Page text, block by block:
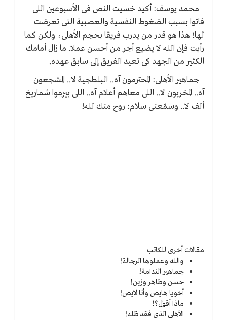
- محمد يوسف: أكيد خسيت النص فى الأسبوعين اللى
فاتوا بسبب الضغوط النفسية والعصبية التى تعرضت
لها! هذا هو قدر من يدرب فريقا بحجم الأهلى، ولكن كما
رأيت فإن الله لا يضيع أجر من أحسن عملا. ما زال أمامك
الكثير من الجهد كى تعيد الفريق إلى سابق عهده.
- جماهير الأهلى: المحترمون آه.. البلطجية لا.. المشجعون
آه.. المخربون لا.. اللى معاهم أعلام آه.. اللى بيرموا شماريخ
ألف لا.. وسمّعنى سلام: روح منك لله!
مقالات أخرى للكاتب
والله وعملوها الرجالة!
جماهير الندامة!
حسن وطاهر وزين!
أخويا هايص وأنا لايص!
ماذا أقول؟!
الأهلى الذى فقد ظله!